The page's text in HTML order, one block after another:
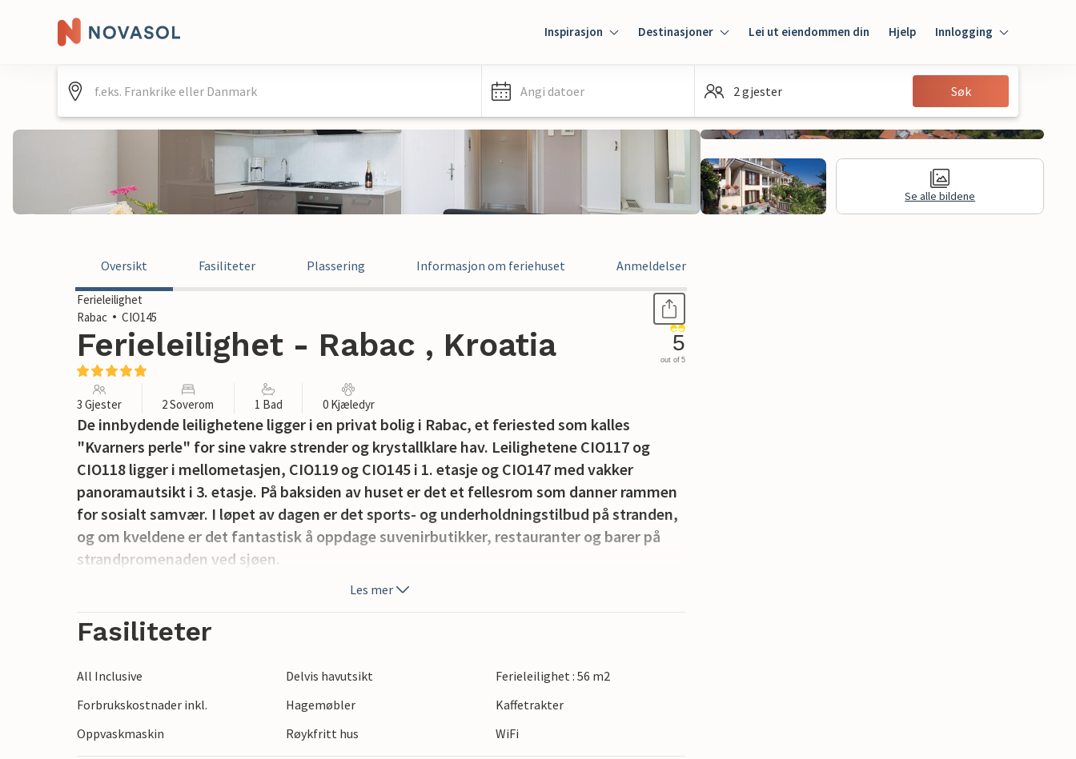
Inspirasjon Destinasjoner Lei ut eiendommen din Hjelp Innlogging
Innlogging
Gjest
Angi datoer 2 gjester Søk
Se alle bildene
Oversikt Fasiliteter Plassering Informasjon om feriehuset Anmeldelser
Ferieleilighet
Rabac
CIO145
Ferieleilighet - Rabac , Kroatia 5
out of 5
3 Gjester 2 Soverom 1 Bad 0 Kjæledyr
De innbydende leilighetene ligger i en privat bolig i Rabac, et feriested som kalles
"Kvarners perle" for sine vakre strender og krystallklare hav. Leilighetene CIO117 og
CIO118 ligger i mellometasjen, CIO119 og CIO145 i 1. etasje og CIO147 med vakker
panoramautsikt i 3. etasje. På baksiden av huset er det et fellesrom som danner rammen
for sosialt samvær. I løpet av dagen er det sports- og underholdningstilbud på stranden,
og om kveldene er det fantastisk å oppdage suvenirbutikker, restauranter og barer på
strandpromenaden ved sjøen.
Les mer
Fasiliteter
All Inclusive Delvis havutsikt
Ferieleilighet : 56 m2
Forbrukskostnader inkl.
Hagemøbler
Kaffetrakter
Oppvaskmaskin
Røykfritt hus WiFi